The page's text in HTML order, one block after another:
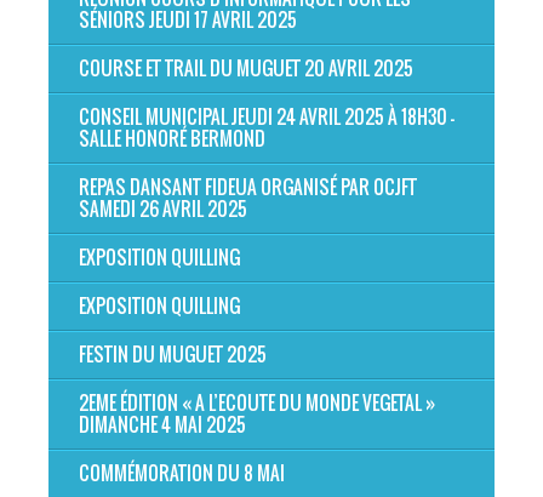
SÉNIORS JEUDI 17 AVRIL 2025
COURSE ET TRAIL DU MUGUET 20 AVRIL 2025
CONSEIL MUNICIPAL JEUDI 24 AVRIL 2025 À 18H30 -
SALLE HONORÉ BERMOND
REPAS DANSANT FIDEUA ORGANISÉ PAR OCJFT
SAMEDI 26 AVRIL 2025
EXPOSITION QUILLING
EXPOSITION QUILLING
FESTIN DU MUGUET 2025
2EME ÉDITION « A L’ECOUTE DU MONDE VEGETAL »
DIMANCHE 4 MAI 2025
COMMÉMORATION DU 8 MAI